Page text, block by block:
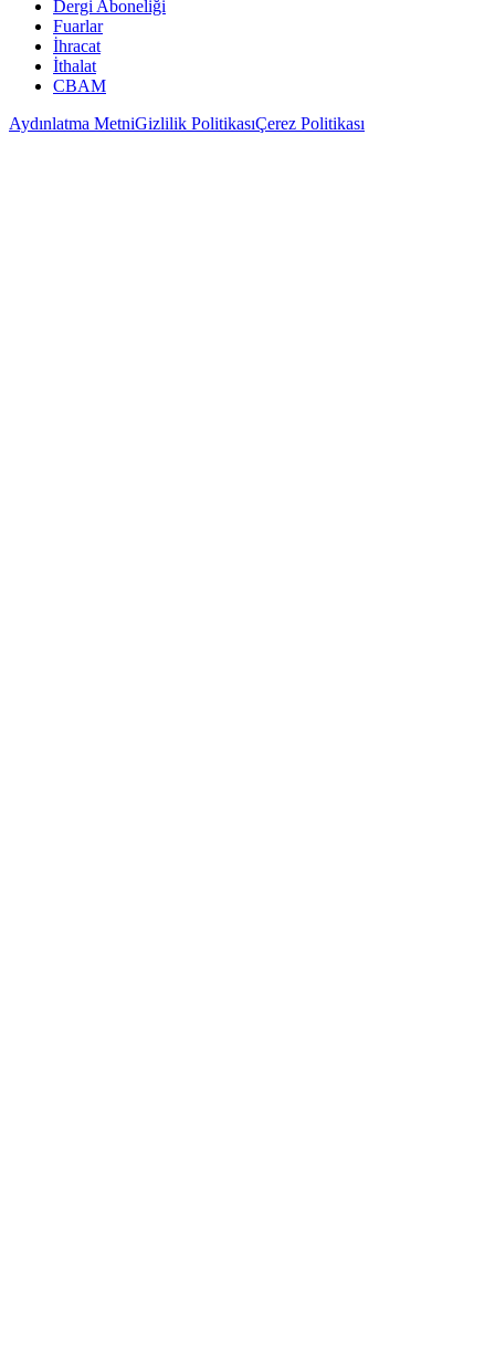
Dergi Aboneliği
Fuarlar
İhracat
İthalat
CBAM
Aydınlatma MetniGizlilik PolitikasıÇerez Politikası